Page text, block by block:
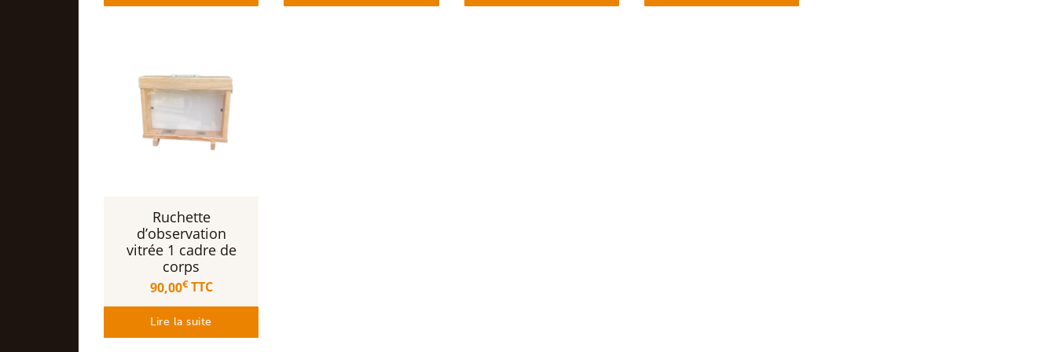
Ruchette
d’observation
vitrée 1 cadre de
corps
90,00€ TTC
Lire la suite